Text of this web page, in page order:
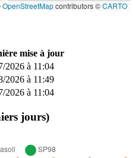
OpenStreetMapcontributors ©CARTO
mise à jour
2026 à 11:04
2026 à 11:49
2026 à 11:04
jours)